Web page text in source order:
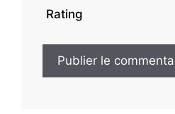
Rating